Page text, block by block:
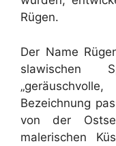
Rügen.
Der Name
slawischen
Bezeichnung
von der
malerischen